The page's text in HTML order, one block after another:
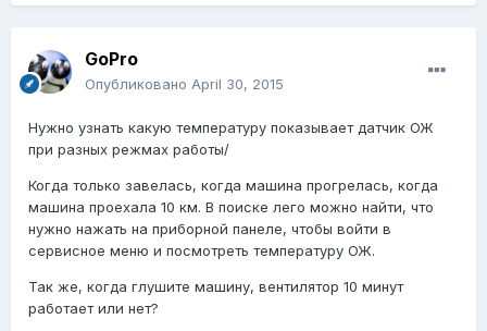
GoPro
Опубликовано April 30, 2015
Нужно узнать какую температуру показывает датчик ОЖ
при разных режмах работы/
Когда только завелась, когда машина прогрелась, когда
машина проехала 10 км. В поиске лего можно найти, что
нужно нажать на приборной панеле, чтобы войти в
сервисное меню и посмотреть температуру ОЖ.
Так же, когда глушите машину, вентилятор 10 минут
работает или нет?